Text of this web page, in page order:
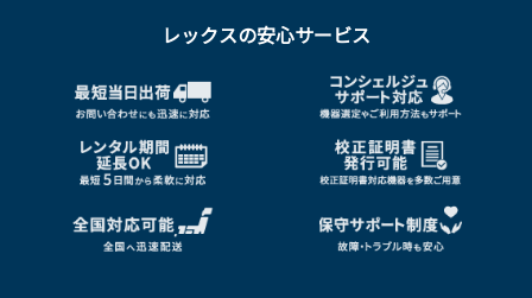
レックスの安心サービス